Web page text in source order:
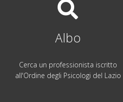
Albo
Cerca un professionista iscritto
all'Ordine degli Psicologi del Lazio